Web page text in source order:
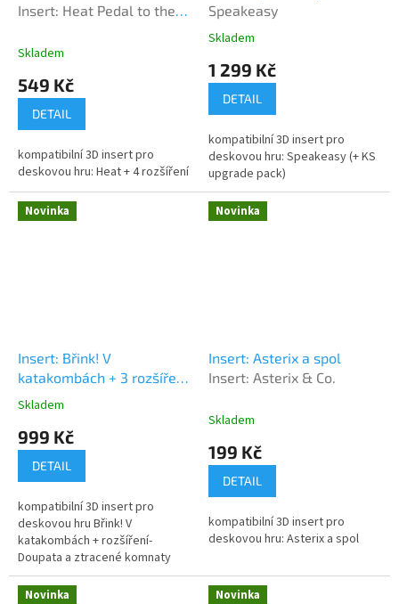
Insert: Heat Pedal to the
Skladem
549 Kč
DETAIL
kompatibilní 3D insert pro
deskovou hru: Heat + 4 rozšíření
Speakeasy
Průměrné
produktu
5
hvězdiček.
Skladem
1 299 Kč
DETAIL
kompatibilní 3D insert pro
deskovou hru: Speakeasy (+ KS
upgrade pack)
Novinka
Insert: Břink! V
katakombách + 3 rozšíření
(v3)
Průměrné
produktu
5
hvězdiček.
Skladem
999 Kč
DETAIL
kompatibilní 3D insert pro
deskovou hru Břink! V
katakombách + rozšíření-
Doupata a ztracené komnaty
(Lairs and Lost Chambers)-
Družina Dobrodruhů
Novinka
Insert: Asterix a spol
Insert: Asterix & Co.
Skladem
199 Kč
DETAIL
kompatibilní 3D insert pro
deskovou hru: Asterix a spol
Novinka Novinka